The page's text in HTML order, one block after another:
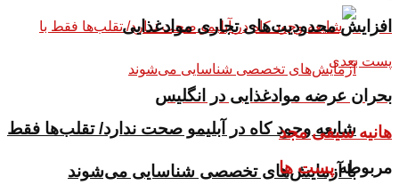
شایعه وجود کاه در آبلیمو صحت ندارد/ تقلب‌ها فقط
با آزمایش‌های تخصصی شناسایی می‌شوند
افزایش محدودیت‌های تجاری موادغذایی
پست بعدی
بحران عرضه موادغذایی در انگلیس
هانیه سیفی مجد
مربوطهپست ها